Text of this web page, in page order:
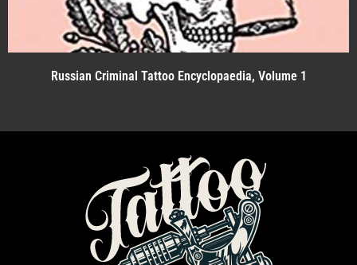
Russian Criminal Tattoo Encyclopaedia, Volume 1